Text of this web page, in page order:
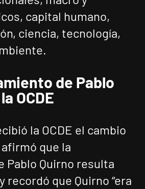
capital humano,
ciencia, tecnología,
de Pablo
OCDE
la OCDE el cambio
que la
Pablo Quirno resulta
recordó que Quirno “era